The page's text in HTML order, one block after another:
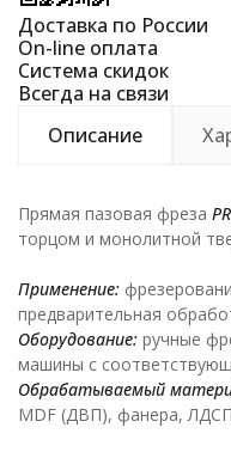
Доставка по России
On-line оплата
Система скидок
Всегда на связи
Описание
Прямая пазовая фреза
торцом и монолитной
Применение:
предварительная
Оборудование: ручные
машины с
Обрабатываемый
MDF (ДВП), фанера,